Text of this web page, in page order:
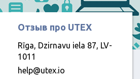
Отзыв про UTEX
Rīga, Dzirnavu iela 87, LV-
1011
help@utex.io